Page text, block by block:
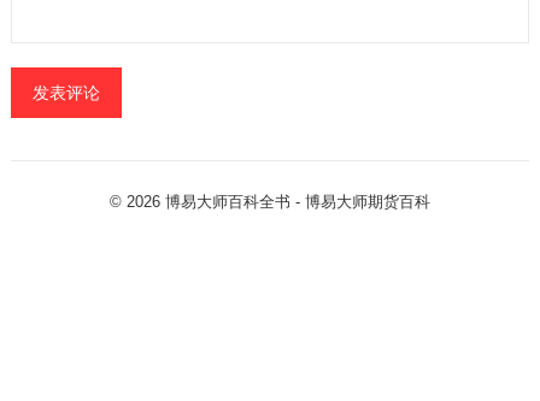
© 2026 博易大师百科全书 - 博易大师期货百科